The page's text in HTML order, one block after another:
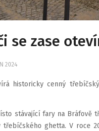
se zase
2024
historicky cenný
stávající fary na Bráfově
ghetta. V roce